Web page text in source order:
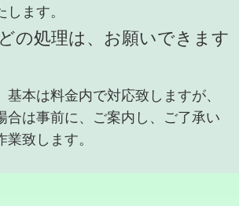
ます。
の処理は、お願いできます
基本は料金内で対応致しますが、
合は事前に、ご案内し、ご了承い
致します。